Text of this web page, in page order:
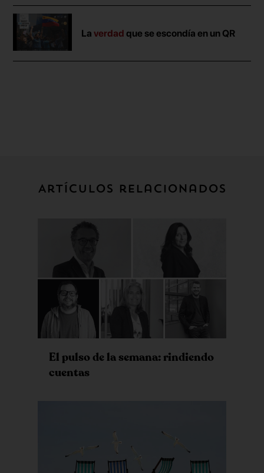
Laverdad que se escondía en un QR
Artículos relacionados
El pulso de la semana: rindiendo
cuentas